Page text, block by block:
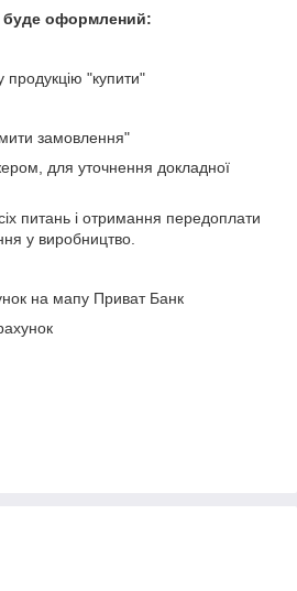
буде оформлений:
"купити"
замовлення"
для уточнення докладної
питань і отримання передоплати
у виробництво.
на мапу Приват Банк